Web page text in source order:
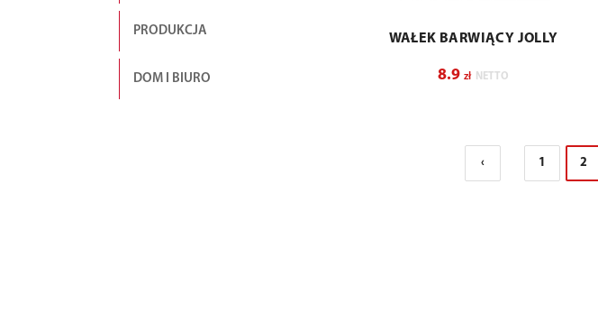
PRODUKCJA
DOM I BIURO
WAŁEK BARWIĄCY JOLLY
8.9zł NETTO
‹ 1 2